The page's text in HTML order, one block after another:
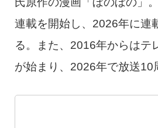
連載を開始し、2026年に連
る。また、2016年からはテ
が始まり、2026年で放送10